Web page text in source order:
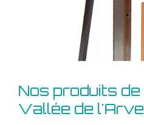
Nos produits
Vallée de l'Arve